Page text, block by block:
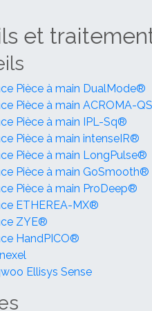
et
Pièce à main DualMode®
Pièce à main ACROMA-
Pièce à main IPL-Sq®
Pièce à main intenseIR®
Pièce à main LongPulse®
Pièce à main GoSmooth®
Pièce à main ProDeep®
ETHEREA-MX®
ZYE®
HandPICO®
Ellisys Sense